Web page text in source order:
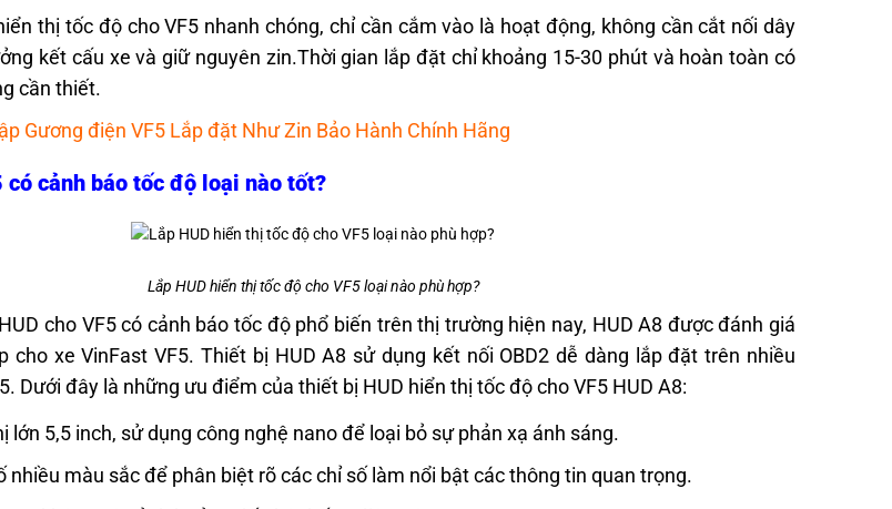
thị tốc độ cho VF5 nhanh chóng, chỉ cần cắm vào là hoạt động, không cần cắt nối dây
kết cấu xe và giữ nguyên zin.Thời gian lắp đặt chỉ khoảng 15-30 phút và hoàn toàn có
cần thiết.
Gương điện VF5 Lắp đặt Như Zin Bảo Hành Chính Hãng
có cảnh báo tốc độ loại nào tốt?
Lắp HUD hiển thị tốc độ cho VF5 loại nào phù hợp?
cho VF5 có cảnh báo tốc độ phổ biến trên thị trường hiện nay, HUD A8 được đánh giá
cho xe VinFast VF5. Thiết bị HUD A8 sử dụng kết nối OBD2 dễ dàng lắp đặt trên nhiều
Dưới đây là những ưu điểm của thiết bị HUD hiển thị tốc độ cho VF5 HUD A8:
lớn 5,5 inch, sử dụng công nghệ nano để loại bỏ sự phản xạ ánh sáng.
nhiều màu sắc để phân biệt rõ các chỉ số làm nổi bật các thông tin quan trọng.